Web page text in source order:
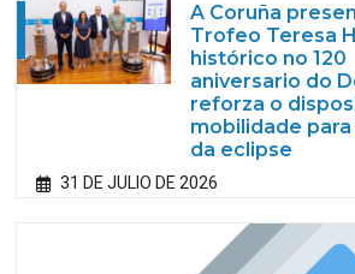
A Coruña
Trofeo Teresa
histórico no 120
aniversario do
reforza o
mobilidade para
da eclipse
31 DE JULIO DE 2026